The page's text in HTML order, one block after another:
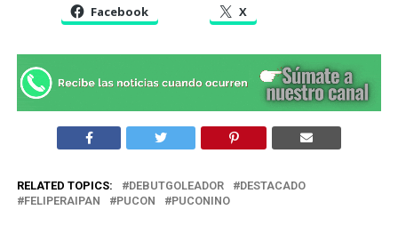
Facebook X
RELATED TOPICS: DEBUTGOLEADOR
DESTACADO
FELIPERAIPAN
PUCON PUCONINO